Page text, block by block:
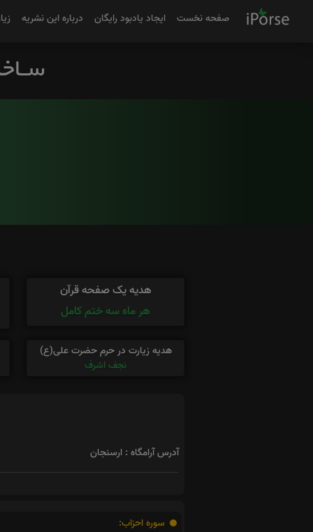
صفحه نخست ایجاد یادبود رایگان درباره این نشریه
هدیه یک صفحه قرآن
هر ماه سه ختم کامل
هدیه زیارت در حرم حضرت علی(ع)
نجف اشرف
آدرس آرامگاه : ارسنجان
سوره احزاب: